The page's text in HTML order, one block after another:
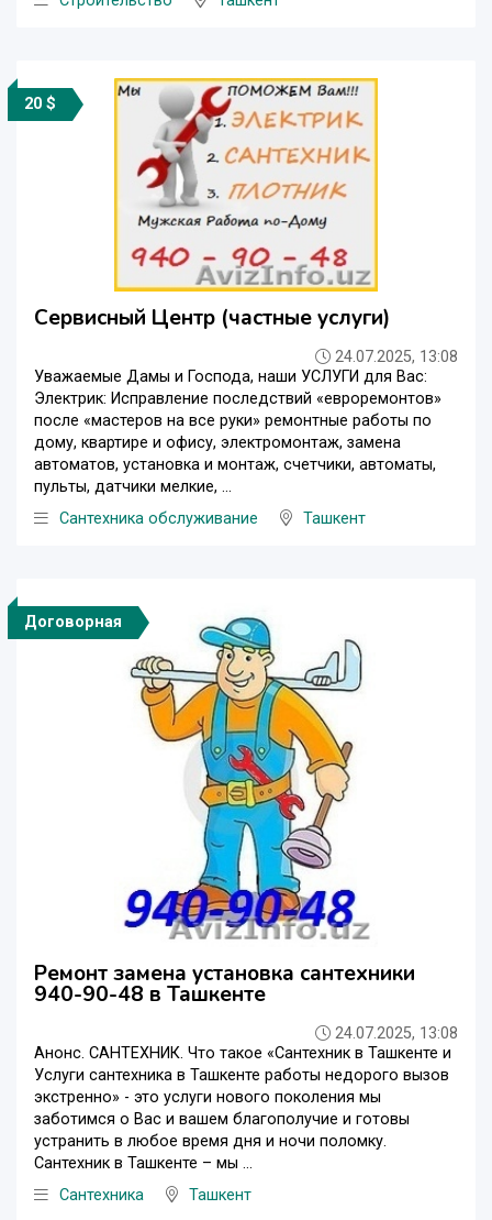
20 $
Сервисный Центр (частные услуги)
24.07.2025, 13:08
Уважаемые Дамы и Господа, наши УСЛУГИ для Вас:
Электрик: Исправление последствий «евроремонтов»
после «мастеров на все руки» ремонтные работы по
дому, квартире и офису, электромонтаж, замена
автоматов, установка и монтаж, счетчики, автоматы,
пульты, датчики мелкие, ...
Сантехника обслуживание
Ташкент
Договорная
Ремонт замена установка сантехники
940-90-48 в Ташкенте
24.07.2025, 13:08
Анонс. САНТЕХНИК. Что такое «Сантехник в Ташкенте и
Услуги сантехника в Ташкенте работы недорого вызов
экстренно» - это услуги нового поколения мы
заботимся о Вас и вашем благополучие и готовы
устранить в любое время дня и ночи поломку.
Сантехник в Ташкенте – мы ...
Сантехника
Ташкент